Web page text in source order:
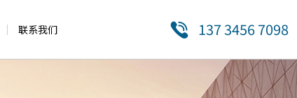
137 3456 7098
联系我们